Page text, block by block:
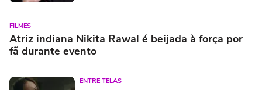
FILMES
Atriz indiana Nikita Rawal é beijada à força por
fã durante evento
ENTRE TELAS